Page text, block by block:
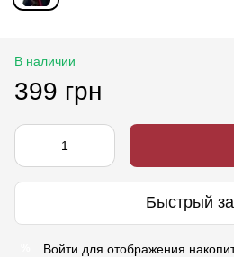
В наличии
399 грн
Быстрый
Войти для отображения